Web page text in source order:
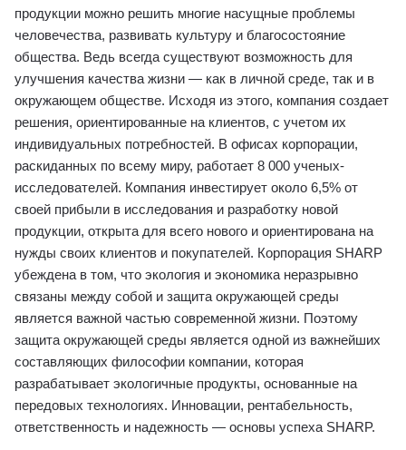
продукции можно решить многие насущные проблемы
человечества, развивать культуру и благосостояние
общества. Ведь всегда существуют возможность для
улучшения качества жизни ― как в личной среде, так и в
окружающем обществе. Исходя из этого, компания создает
решения, ориентированные на клиентов, с учетом их
индивидуальных потребностей. В офисах корпорации,
раскиданных по всему миру, работает 8 000 ученых-
исследователей. Компания инвестирует около 6,5% от
своей прибыли в исследования и разработку новой
продукции, открыта для всего нового и ориентирована на
нужды своих клиентов и покупателей. Корпорация SHARP
убеждена в том, что экология и экономика неразрывно
связаны между собой и защита окружающей среды
является важной частью современной жизни. Поэтому
защита окружающей среды является одной из важнейших
составляющих философии компании, которая
разрабатывает экологичные продукты, основанные на
передовых технологиях. Инновации, рентабельность,
ответственность и надежность ― основы успеха SHARP.